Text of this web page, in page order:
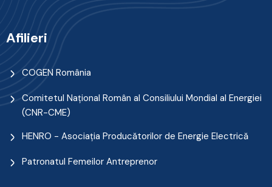
Afilieri
COGEN România
Comitetul Naţional Român al Consiliului Mondial al Energiei
(CNR-CME)
HENRO - Asociația Producătorilor de Energie Electrică
Patronatul Femeilor Antreprenor